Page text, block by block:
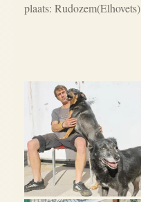
plaats: Rudozem(Elhovets)